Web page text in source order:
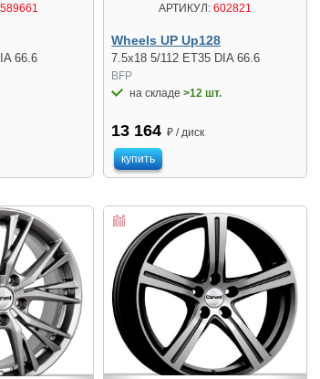
589661
66.6
АРТИКУЛ: 602821
Wheels UP Up128
7.5x18 5/112 ET35 DIA 66.6
BFP
на складе>12 шт.
13 164 ₽ / диск
купить